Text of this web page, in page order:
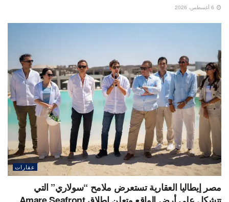
عقارات
مصر إيطاليا العقارية تستعرض ملامح “سولاري” التي